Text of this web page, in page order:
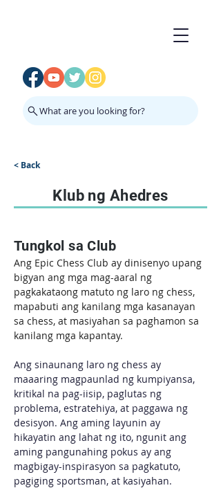
What are you looking for?
< Back
Klub ng Ahedres
Tungkol sa Club
Ang Epic Chess Club ay dinisenyo upang
bigyan ang mga mag-aaral ng
pagkakataong matuto ng laro ng chess,
mapabuti ang kanilang mga kasanayan
sa chess, at masiyahan sa paghamon sa
kanilang mga kapantay.
Ang sinaunang laro ng chess ay
maaaring magpaunlad ng kumpiyansa,
kritikal na pag-iisip, paglutas ng
problema, estratehiya, at paggawa ng
desisyon. Ang aming layunin ay
hikayatin ang lahat ng ito, ngunit ang
aming pangunahing pokus ay ang
magbigay-inspirasyon sa pagkatuto,
pagiging sportsman, at kasiyahan.